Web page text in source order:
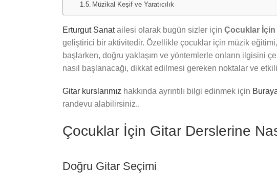
Müzikal Keşif ve Yaratıcılık
Erturgut Sanatailesi olarak bugün sizler için Çocuklar İçin
geliştirici bir aktivitedir. Özellikle çocuklar için müzik
başlarken, doğru yaklaşım ve yöntemlerle onların ilgisini
nasıl başlanacağı, dikkat edilmesi gereken noktalar ve
Gitar kurslarımız hakkında ayrıntılı bilgi edinmek için
randevu alabilirsiniz..
Çocuklar İçin Gitar Derslerine
Doğru Gitar Seçimi